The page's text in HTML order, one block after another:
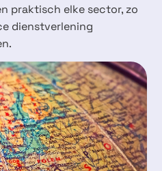
praktisch elke sector, zo
dienstverlening